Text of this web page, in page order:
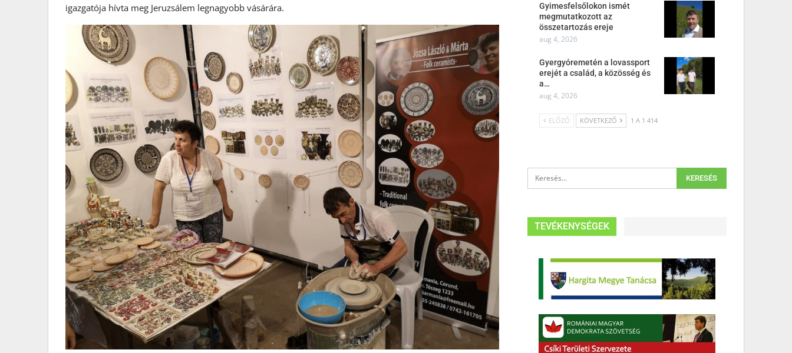
igazgatója hívta meg Jeruzsálem legnagyobb vásárára.
Gyimesfelsőlokon ismét
megmutatkozott az
összetartozás ereje
aug 4, 2026
Gyergyóremetén a lovassport
erejét a család, a közösség és
a…
aug 4, 2026
ELŐZŐ KÖVETKEZŐ 1 A 1 414
TEVÉKENYSÉGEK